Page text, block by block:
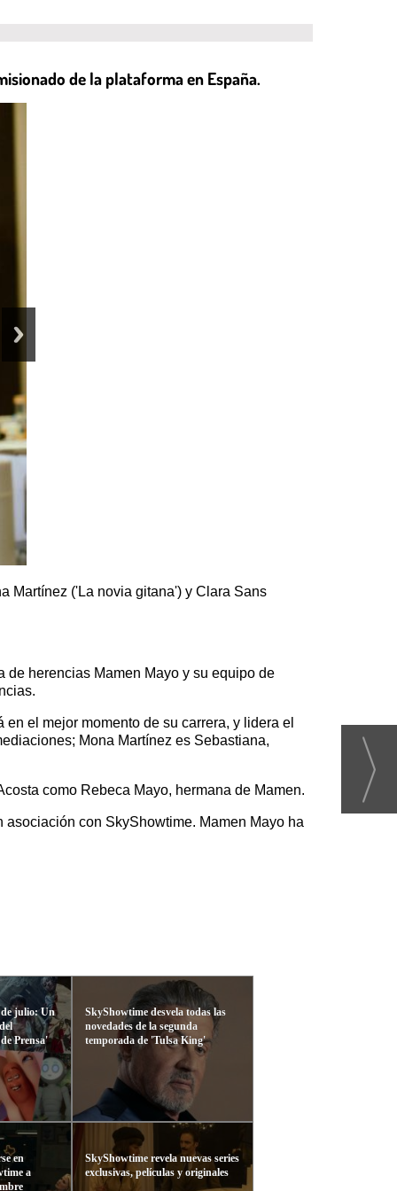
de la plataforma en España.
Martínez ('La novia gitana') y Clara Sans
de herencias Mamen Mayo y su equipo de
el mejor momento de su carrera, y lidera el
Mona Martínez es Sebastiana,
como Rebeca Mayo, hermana de Mamen.
con SkyShowtime. Mamen Mayo ha
de julio: Un
Prensa'
en
a
SkyShowtime desvela todas las
novedades de la segunda
temporada de 'Tulsa King'
SkyShowtime revela nuevas series
exclusivas, películas y originales